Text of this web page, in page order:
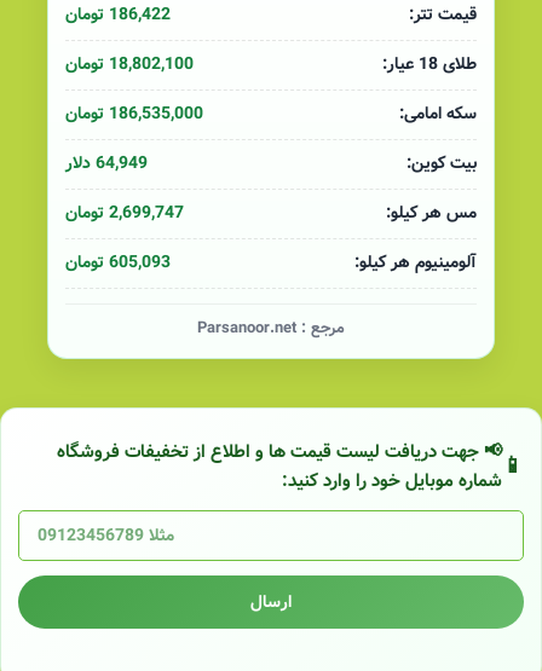
قیمت تتر:
186,422 تومان
طلای 18 عیار:
18,802,100 تومان
سکه امامی:
186,535,000 تومان
بیت کوین:
64,949 دلار
مس هر کیلو:
2,699,747 تومان
آلومینیوم هر کیلو:
605,093 تومان
مرجع : Parsanoor.net
📢 جهت دریافت لیست قیمت ها و اطلاع از تخفیفات فروشگاه
شماره موبایل خود را وارد کنید:
ارسال